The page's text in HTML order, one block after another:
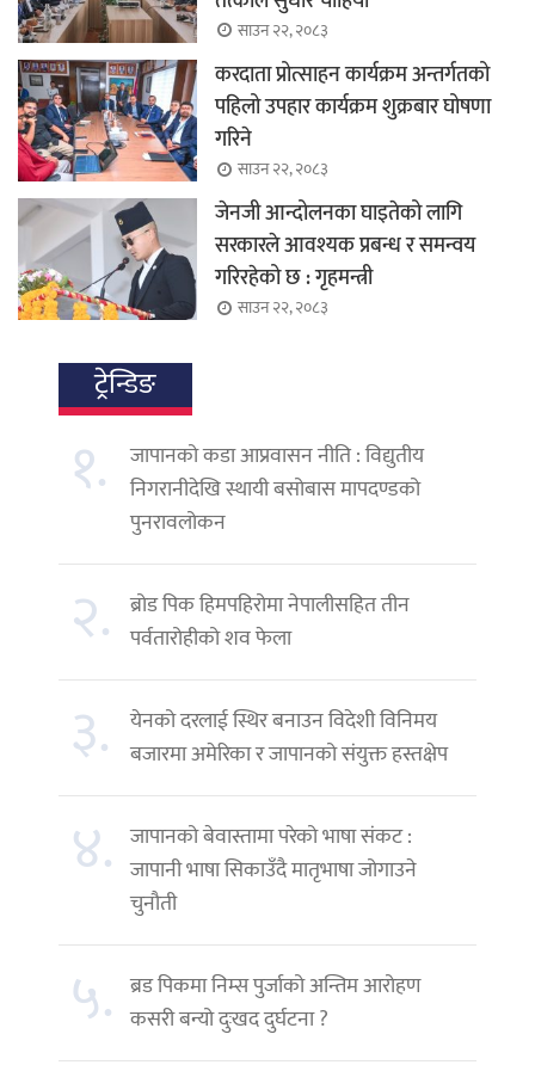
साउन २२, २०८३
करदाता प्रोत्साहन कार्यक्रम अन्तर्गतको
पहिलो उपहार कार्यक्रम शुक्रबार घोषणा
गरिने
साउन २२, २०८३
जेनजी आन्दोलनका घाइतेको लागि
सरकारले आवश्यक प्रबन्ध र समन्वय
गरिरहेको छ : गृहमन्त्री
साउन २२, २०८३
ट्रेन्डिङ
१.
जापानको कडा आप्रवासन नीति : विद्युतीय
निगरानीदेखि स्थायी बसोबास मापदण्डको
पुनरावलोकन
२. ब्रोड पिक हिमपहिरोमा नेपालीसहित तीन
पर्वतारोहीको शव फेला
३.
येनको दरलाई स्थिर बनाउन विदेशी विनिमय
बजारमा अमेरिका र जापानको संयुक्त हस्तक्षेप
४. जापानको बेवास्तामा परेको भाषा संकट :
जापानी भाषा सिकाउँदै मातृभाषा जोगाउने
चुनौती
५. ब्रड पिकमा निम्स पुर्जाको अन्तिम आरोहण
कसरी बन्यो दुःखद दुर्घटना ?